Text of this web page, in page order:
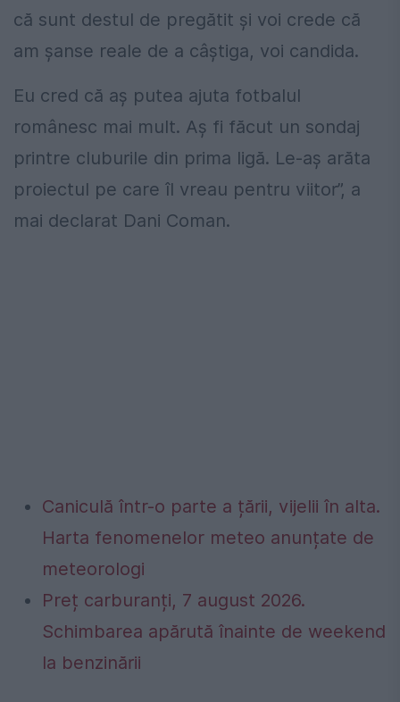
că sunt destul de pregătit și voi crede că
am șanse reale de a câștiga, voi candida.
Eu cred că aș putea ajuta fotbalul
românesc mai mult. Aș fi făcut un sondaj
printre cluburile din prima ligă. Le-aș arăta
proiectul pe care îl vreau pentru viitor”, a
mai declarat Dani Coman.
Caniculă într-o parte a țării, vijelii în alta.
Harta fenomenelor meteo anunțate de
meteorologi
Preț carburanți, 7 august 2026.
Schimbarea apărută înainte de weekend
la benzinării